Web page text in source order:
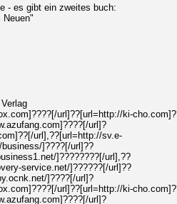
- es gibt ein zweites buch:
Neuen"
url]??[url=http://ki-
url]?
url],??[url=http://sv.e-
]????[/url]??
]????????[/url],??
service.net/]??????[/url]??
]????[/url]?
url]??[url=http://ki-
url]?